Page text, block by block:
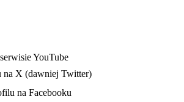
YouTube
na X (dawniej Twitter)
na Facebooku